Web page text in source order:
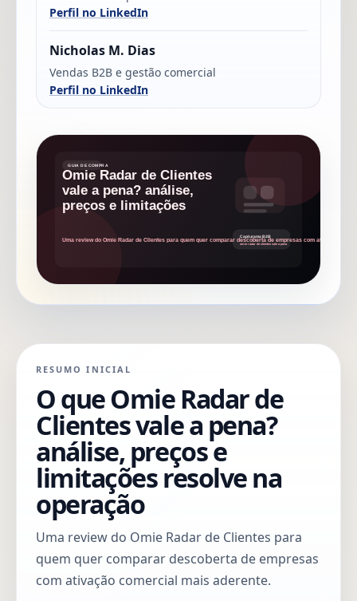
Perfil no LinkedIn
Nicholas M. Dias
Vendas B2B e gestão comercial
Perfil no LinkedIn
RESUMO INICIAL
O que Omie Radar de
Clientes vale a pena?
análise, preços e
limitações resolve na
operação
Uma review do Omie Radar de Clientes para
quem quer comparar descoberta de empresas
com ativação comercial mais aderente.